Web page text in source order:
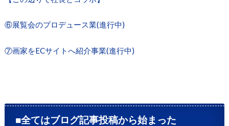
⑥展覧会のプロデュース業(進行中)
⑦画家をECサイトへ紹介事業(進行中)
■全てはブログ記事投稿から始まった